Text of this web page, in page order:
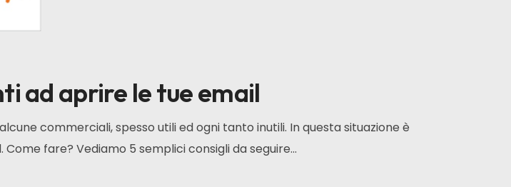
ad aprire le tue email
commerciali, spesso utili ed ogni tanto inutili. In questa situazione è
fare? Vediamo 5 semplici consigli da seguire...